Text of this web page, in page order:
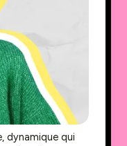
dynamique qui